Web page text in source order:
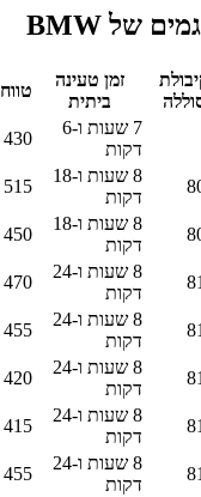
שלBMW
זמן טעינה
ביתית
טווח
7 שעות ו-6
דקות
430
8 שעות ו-18
דקות
515
8 שעות ו-18
דקות
450
8 שעות ו-24
דקות
470
8 שעות ו-24
דקות
455
8 שעות ו-24
דקות
420
8 שעות ו-24
דקות
415
8 שעות ו-24
דקות
455